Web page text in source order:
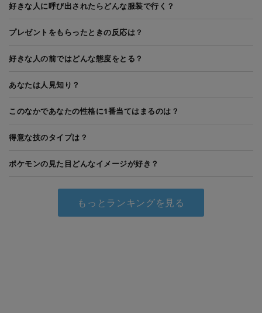
好きな人に呼び出されたらどんな服装で行く？
プレゼントをもらったときの反応は？
好きな人の前ではどんな態度をとる？
あなたは人見知り？
このなかであなたの性格に1番当てはまるのは？
得意な技のタイプは？
ポケモンの見た目どんなイメージが好き？
もっとランキングを見る